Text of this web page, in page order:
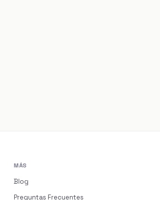
MÁS
Blog
Preguntas Frecuentes